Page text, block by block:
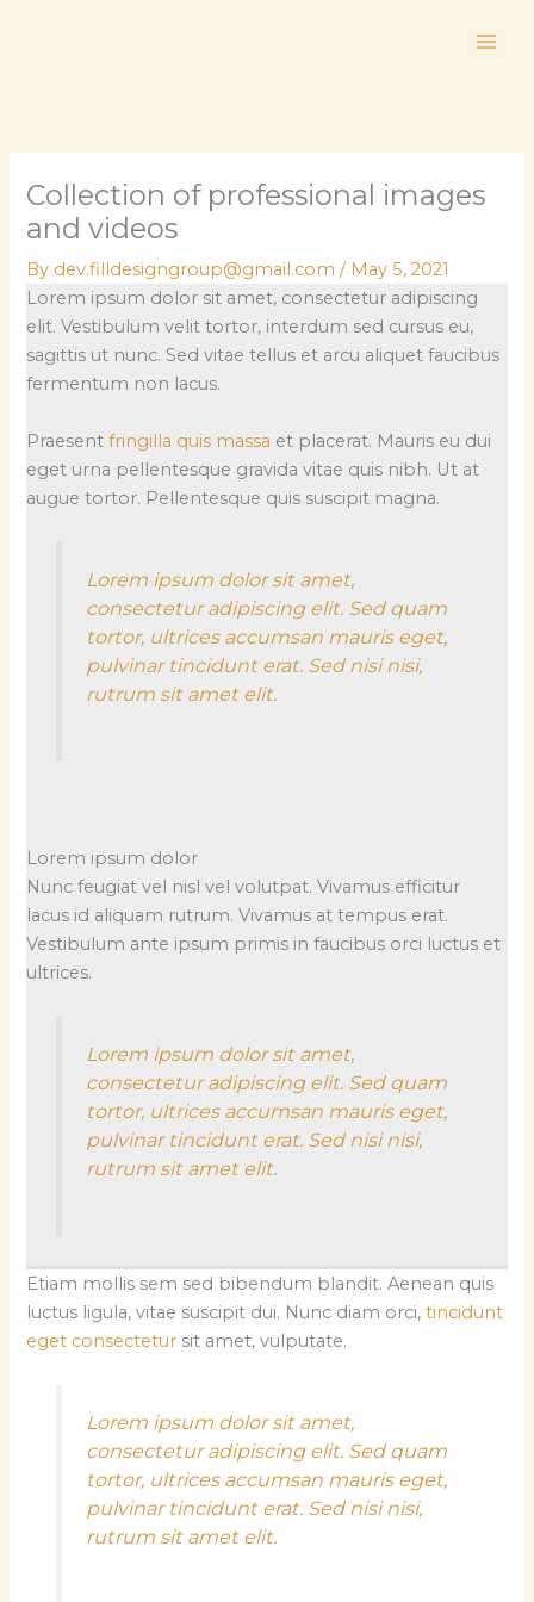
Collection of professional images
and videos
By dev.filldesigngroup@gmail.com/ May 5, 2021
Lorem ipsum dolor sit amet, consectetur adipiscing
elit. Vestibulum velit tortor, interdum sed cursus eu,
sagittis ut nunc. Sed vitae tellus et arcu aliquet faucibus
fermentum non lacus.
Praesentfringilla quis massa et placerat. Mauris eu dui
eget urna pellentesque gravida vitae quis nibh. Ut at
augue tortor. Pellentesque quis suscipit magna.
Lorem ipsum dolor sit amet,
consectetur adipiscing elit. Sed quam
tortor, ultrices accumsan mauris eget,
pulvinar tincidunt erat. Sed nisi nisi,
rutrum sit amet elit.
Lorem ipsum dolor
Nunc feugiat vel nisl vel volutpat. Vivamus efficitur
lacus id aliquam rutrum. Vivamus at tempus erat.
Vestibulum ante ipsum primis in faucibus orci luctus et
ultrices.
Lorem ipsum dolor sit amet,
consectetur adipiscing elit. Sed quam
tortor, ultrices accumsan mauris eget,
pulvinar tincidunt erat. Sed nisi nisi,
rutrum sit amet elit.
Etiam mollis sem sed bibendum blandit. Aenean quis
luctus ligula, vitae suscipit dui. Nunc diam orci,tincidunt
eget consectetur sit amet, vulputate.
Lorem ipsum dolor sit amet,
consectetur adipiscing elit. Sed quam
tortor, ultrices accumsan mauris eget,
pulvinar tincidunt erat. Sed nisi nisi,
rutrum sit amet elit.